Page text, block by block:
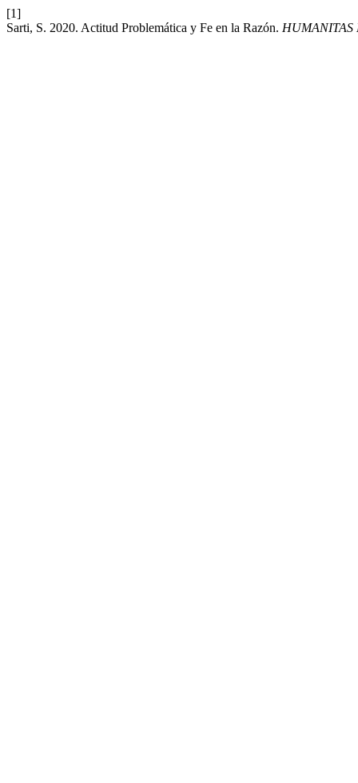
[1]
Sarti, S. 2020. Actitud Problemática y Fe en la Razón. HUMANITAS